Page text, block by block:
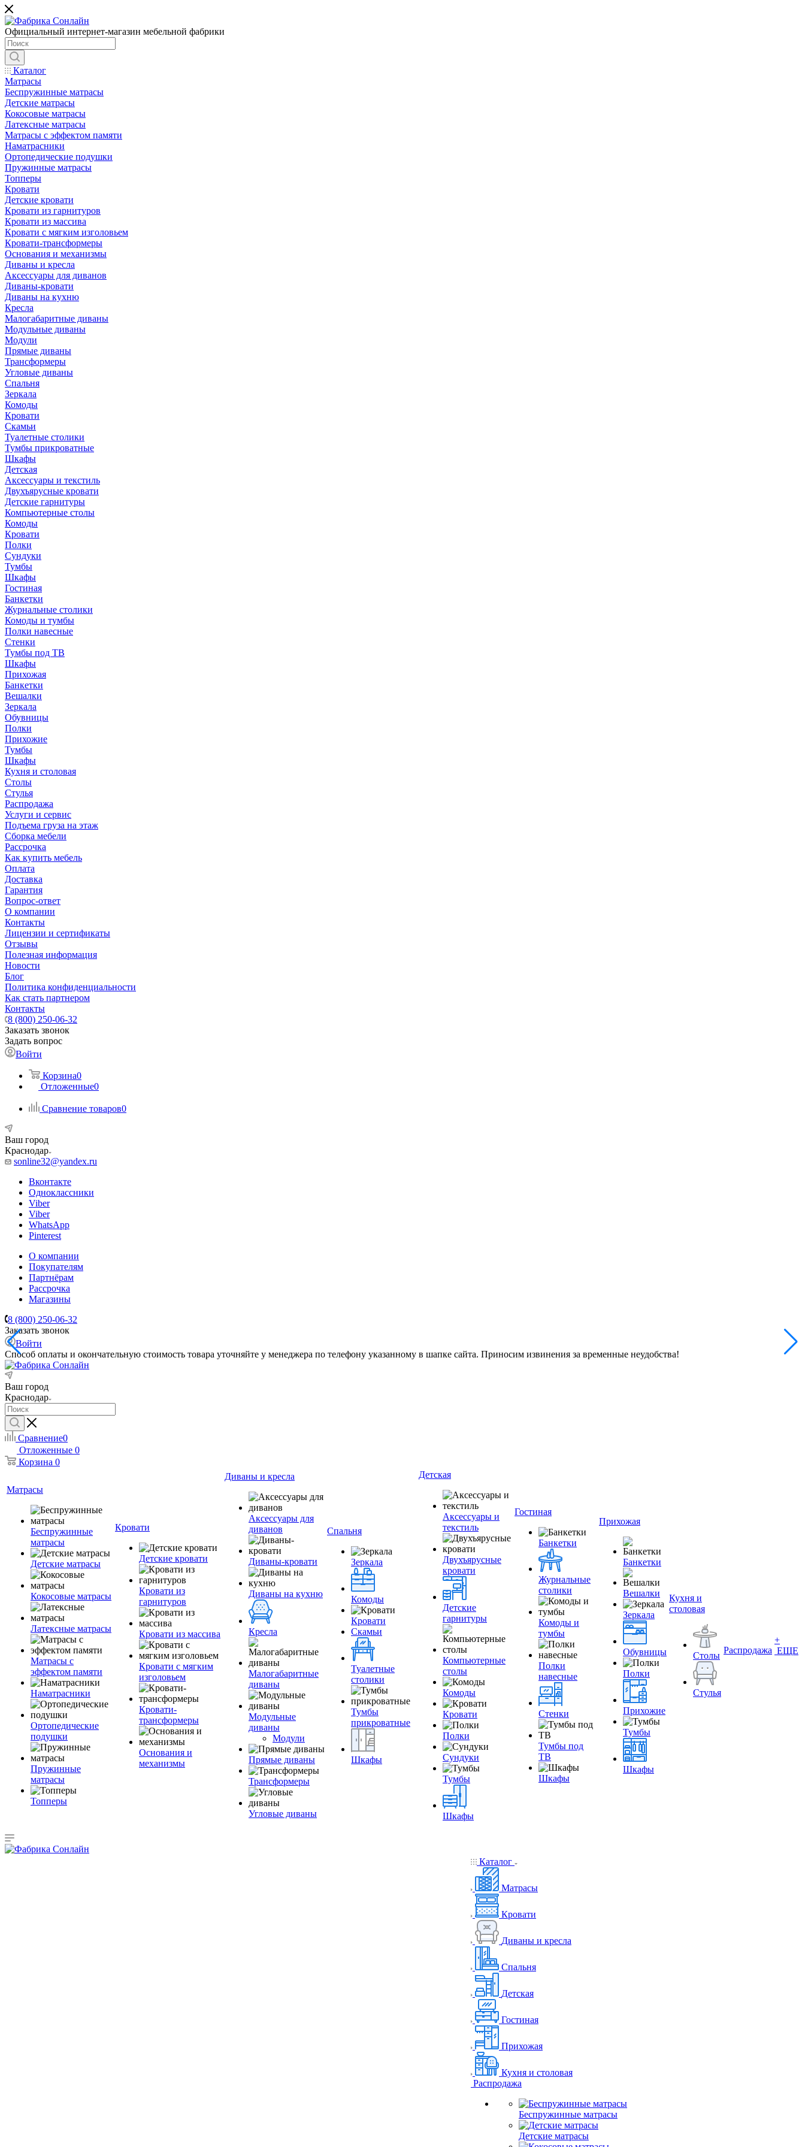
Официальный интернет-магазин мебельной фабрики
Каталог
Матрасы
Беспружинные матрасы
Детские матрасы
Кокосовые матрасы
Латексные матрасы
Матрасы с эффектом памяти
Наматрасники
Ортопедические подушки
Пружинные матрасы
Топперы
Кровати
Детские кровати
Кровати из гарнитуров
Кровати из массива
Кровати с мягким изголовьем
Кровати-трансформеры
Основания и механизмы
Диваны и кресла
Аксессуары для диванов
Диваны-кровати
Диваны на кухню
Кресла
Малогабаритные диваны
Модульные диваны
Модули
Прямые диваны
Трансформеры
Угловые диваны
Спальня
Зеркала
Комоды
Кровати
Скамьи
Туалетные столики
Тумбы прикроватные
Шкафы
Детская
Аксессуары и текстиль
Двухъярусные кровати
Детские гарнитуры
Компьютерные столы
Комоды
Кровати
Полки
Сундуки
Тумбы
Шкафы
Гостиная
Банкетки
Журнальные столики
Комоды и тумбы
Полки навесные
Стенки
Тумбы под ТВ
Шкафы
Прихожая
Банкетки
Вешалки
Зеркала
Обувницы
Полки
Прихожие
Тумбы
Шкафы
Кухня и столовая
Столы
Стулья
Распродажа
Услуги и сервис
Подъема груза на этаж
Сборка мебели
Рассрочка
Как купить мебель
Оплата
Доставка
Гарантия
Вопрос-ответ
О компании
Контакты
Лицензии и сертификаты
Отзывы
Полезная информация
Новости
Блог
Политика конфиденциальности
Как стать партнером
Контакты
8 (800) 250-06-32
Заказать звонок
Задать вопрос
Войти
Корзина0
Отложенные0
Сравнение товаров0
Ваш город
Краснодар
sonline32@yandex.ru
Вконтакте
Одноклассники
Viber
Viber
WhatsApp
Pinterest
О компании
Покупателям
Партнёрам
Рассрочка
Магазины
8 (800) 250-06-32
Заказать звонок
Войти
Способ оплаты и окончательную стоимость товара уточняйте у менеджера по телефону указанному в шапке сайта. Приносим извинения за временные неудобства!
Ваш город
Краснодар
Сравнение0
Отложенные 0
Корзина 0
Матрасы
Беспружинные
матрасы
Детские матрасы
Кокосовые матрасы
Латексные матрасы
Матрасы с
эффектом памяти
Наматрасники
Ортопедические
подушки
Пружинные
матрасы
Топперы
Кровати
Детские кровати
Кровати из
гарнитуров
Кровати из массива
Кровати с мягким
изголовьем
Кровати-
трансформеры
Основания и
механизмы
Диваны и кресла
Аксессуары для
диванов
Диваны-кровати
Диваны на кухню
Кресла
Малогабаритные
диваны
Модульные
диваны
Модули
Прямые диваны
Трансформеры
Угловые диваны
Спальня
Зеркала
Комоды
Кровати
Скамьи
Туалетные
столики
Тумбы
прикроватные
Шкафы
Детская
Аксессуары и
текстиль
Двухъярусные
кровати
Детские
гарнитуры
Компьютерные
столы
Комоды
Кровати
Полки
Сундуки
Тумбы
Шкафы
Гостиная
Банкетки
Журнальные
столики
Комоды и
тумбы
Полки
навесные
Стенки
Тумбы под
ТВ
Шкафы
Прихожая
Банкетки
Вешалки
Зеркала
Обувницы
Полки
Прихожие
Тумбы
Шкафы
Кухня и
столовая
Столы
Стулья
Распродажа
+
ЕЩЕ
Каталог
Матрасы
Кровати
Диваны и кресла
Спальня
Детская
Гостиная
Прихожая
Кухня и столовая
Распродажа
Беспружинные матрасы
Детские матрасы